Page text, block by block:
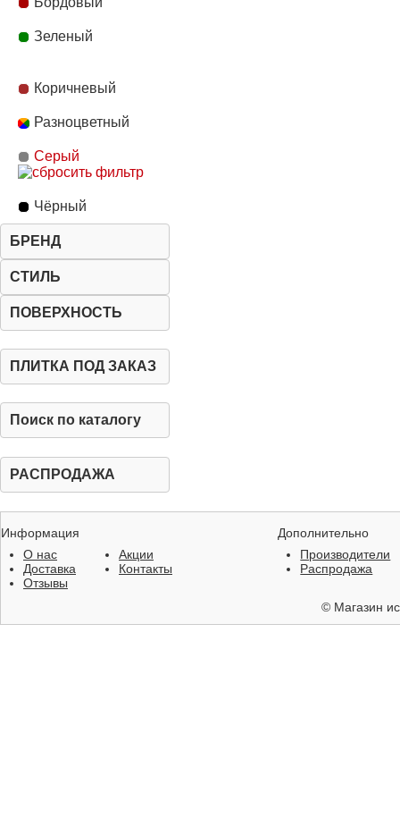
Зеленый
Коричневый
Разноцветный
Серый
Чёрный
БРЕНД
СТИЛЬ
ПОВЕРХНОСТЬ
ПЛИТКА ПОД ЗАКАЗ
Поиск по каталогу
РАСПРОДАЖА
Информация
О нас
Доставка
Отзывы
Акции
Контакты
Дополнительно
Производители
Распродажа
© Магазин